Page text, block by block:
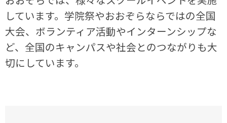
しています。学院祭やおおぞらならではの全国
大会、ボランティア活動やインターンシップな
ど、全国のキャンパスや社会とのつながりも大
切にしています。